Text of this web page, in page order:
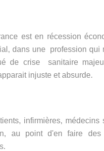
est en récession
dans une profession qui
de crise sanitaire
injuste et absurde.
infirmières,
au point d'en faire